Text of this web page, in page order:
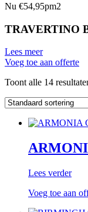
Nu €54,95pm2
TRAVERTINO
Lees meer
Voeg toe aan offerte
Toont alle 14
Lees verder
Voeg toe aan